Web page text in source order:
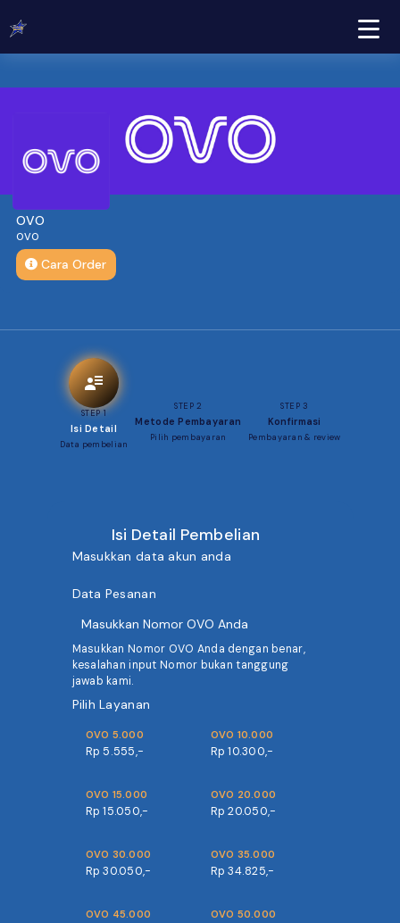
OVO
OVO
Cara Order
STEP 1
Isi Detail
Data pembelian
STEP 2
Metode Pembayaran
Pilih pembayaran
STEP 3
Konfirmasi
Pembayaran & review
Isi Detail Pembelian
Masukkan data akun anda
Data Pesanan
Masukkan Nomor OVO Anda dengan benar,
kesalahan input Nomor bukan tanggung
jawab kami.
Pilih Layanan
OVO 5.000
Rp 5.555,-
OVO 10.000
Rp 10.300,-
OVO 15.000
Rp 15.050,-
OVO 20.000
Rp 20.050,-
OVO 30.000
Rp 30.050,-
OVO 35.000
Rp 34.825,-
OVO 45.000 OVO 50.000